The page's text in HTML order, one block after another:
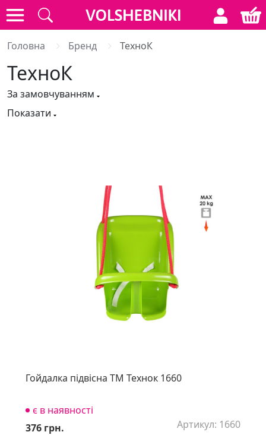
Головна Бренд ТехноК
ТехноК
За замовчуванням
Показати
Гойдалка підвісна ТМ Технок 1660
є в наявності
Артикул: 1660
376 грн.